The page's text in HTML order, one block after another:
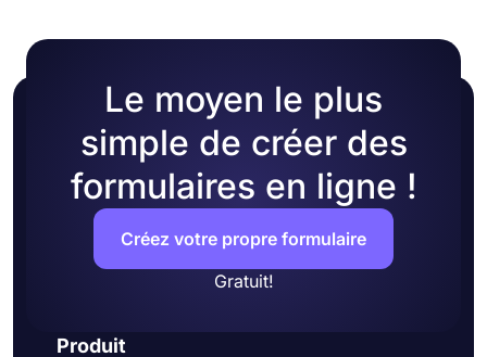
Le moyen le plus
simple de créer des
formulaires en ligne !
Créez votre propre formulaire
Gratuit!
Produit